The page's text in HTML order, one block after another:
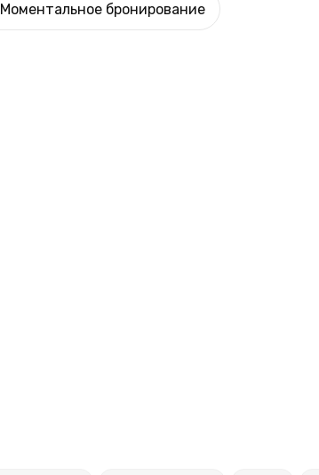
Моментальное бронирование